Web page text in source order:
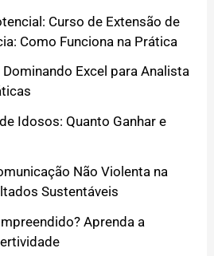
Curso de Extensão de
Como Funciona na Prática
Excel para Analista
Idosos: Quanto Ganhar e
Não Violenta na
Sustentáveis
Aprenda a